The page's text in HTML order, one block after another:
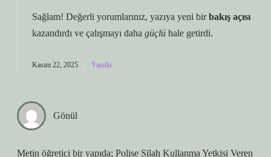
Sağlam! Değerli yorumlarınız, yazıya yeni birbakış açısı
kazandırdı ve çalışmayı daha güçlü hale getirdi.
Kasım 22, 2025 Yanıtla
Gönül
Metin öğretici bir yapıda; Polise Silah Kullanma Yetkisi Veren